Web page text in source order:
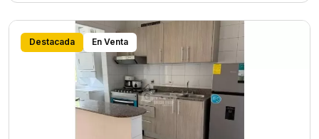
Destacada En Venta